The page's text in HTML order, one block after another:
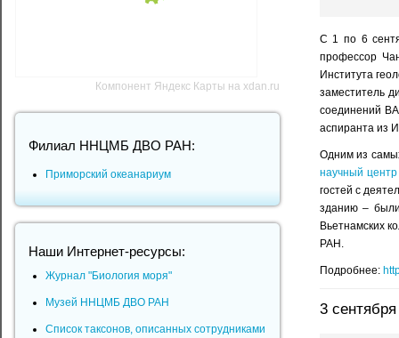
С 1 по 6
профессор
Института
заместитель
соединений
аспиранта из
Одним из
научный
гостей с
зданию –
Вьетнамских
РАН.
Подробнее:
3
Компонент Яндекс Карты на xdan.ru
Филиал ННЦМБ ДВО РАН:
Приморский океанариум
Наши Интернет-ресурсы:
Журнал "Биология моря"
Музей ННЦМБ ДВО РАН
Список таксонов, описанных сотрудниками